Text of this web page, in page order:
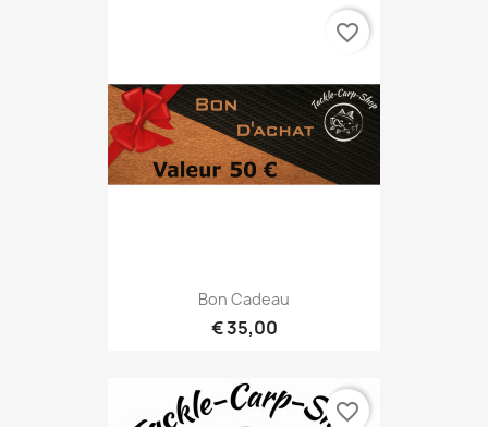
Bon Cadeau
€ 35,00
favorite_border
favorite_border